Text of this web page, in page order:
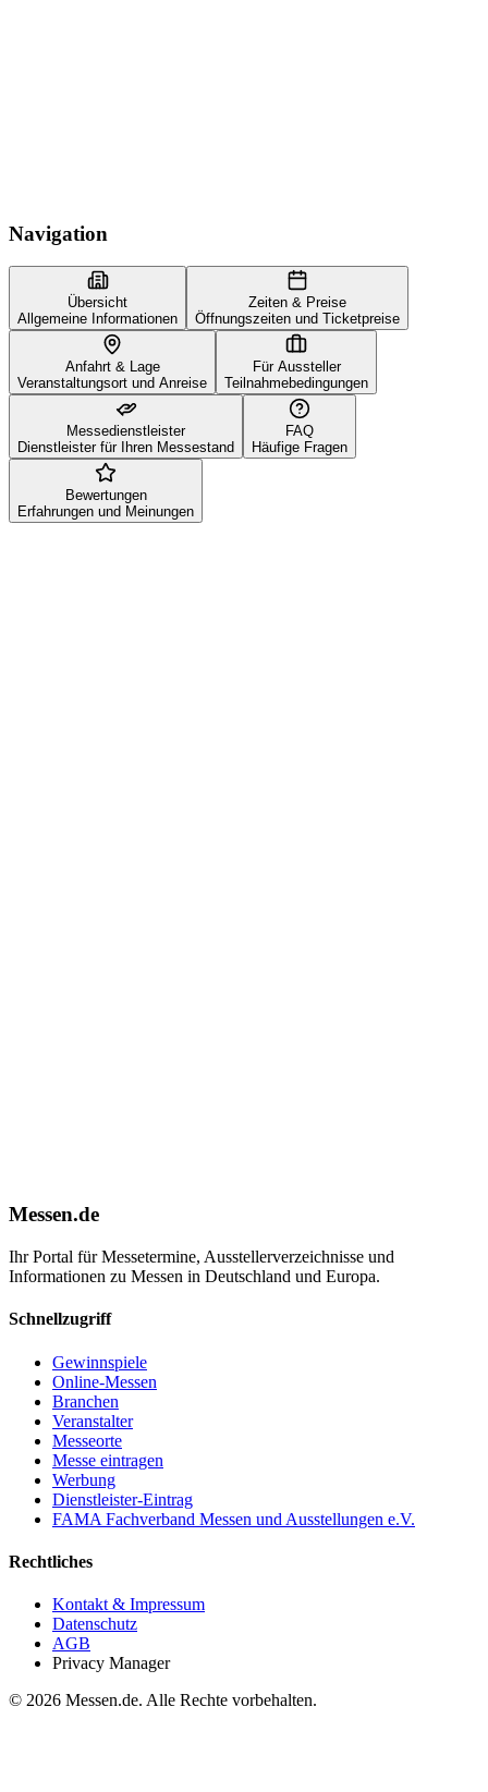
Navigation
Übersicht
Allgemeine Informationen
Zeiten & Preise
Öffnungszeiten und Ticketpreise
Anfahrt & Lage
Veranstaltungsort und Anreise
Für Aussteller
Teilnahmebedingungen
Messedienstleister
Dienstleister für Ihren Messestand
FAQ
Häufige Fragen
Bewertungen
Erfahrungen und Meinungen
Messen.de
Ihr Portal für Messetermine, Ausstellerverzeichnisse und
Informationen zu Messen in Deutschland und Europa.
Schnellzugriff
Gewinnspiele
Online-Messen
Branchen
Veranstalter
Messeorte
Messe eintragen
Werbung
Dienstleister-Eintrag
FAMA Fachverband Messen und Ausstellungen e.V.
Rechtliches
Kontakt & Impressum
Datenschutz
AGB
Privacy Manager
© 2026 Messen.de. Alle Rechte vorbehalten.